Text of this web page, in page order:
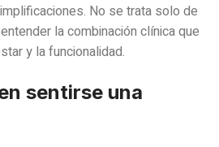
No se trata solo de
la combinación clínica que
y la funcionalidad.
sentirse una